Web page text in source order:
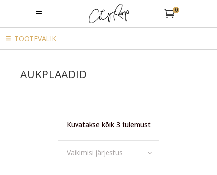
0
TOOTEVALIK
AUKPLAADID
Kuvatakse kõik 3 tulemust
Vaikimisi järjestus